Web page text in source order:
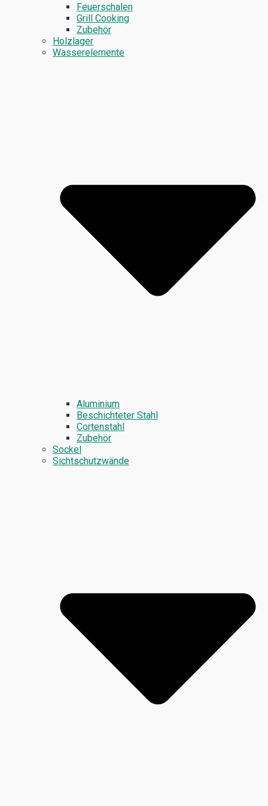
Feuerschalen
Grill Cooking
Zubehör
Holzlager
Wasserelemente
Aluminium
Beschichteter Stahl
Cortenstahl
Zubehör
Sockel
Sichtschutzwände